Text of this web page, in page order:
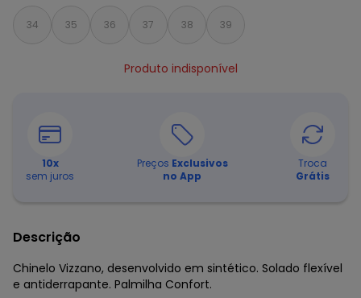
34 35 36 37 38 39
Produto indisponível
10x
sem juros
Preços Exclusivos
no App
Troca
Grátis
Descrição
Chinelo Vizzano, desenvolvido em sintético. Solado flexível
e antiderrapante. Palmilha Confort.